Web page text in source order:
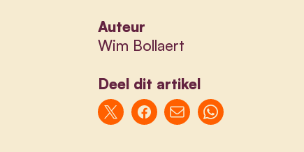
Auteur
Wim Bollaert
Deel dit artikel